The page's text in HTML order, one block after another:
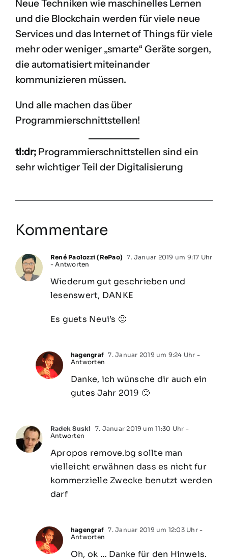
Neue Techniken wie maschinelles Lernen
und die Blockchain werden für viele neue
Services und das Internet of Things für viele
mehr oder weniger „smarte“ Geräte sorgen,
die automatisiert miteinander
kommunizieren müssen.
Und alle machen das über
Programmierschnittstellen!
tl:dr; Programmierschnittstellen sind ein
sehr wichtiger Teil der Digitalisierung
Kommentare
René Paolozzi (RePao) 7. Januar 2019 um 9:17 Uhr
- Antworten
Wiederum gut geschrieben und
lesenswert, DANKE
Es guets Neui’s 🙂
hagengraf 7. Januar 2019 um 9:24 Uhr -
Antworten
Danke, ich wünsche dir auch ein
gutes Jahr 2019 🙂
Radek Suski 7. Januar 2019 um 11:30 Uhr -
Antworten
Apropos remove.bg sollte man
vielleicht erwähnen dass es nicht fur
kommerzielle Zwecke benutzt werden
darf
hagengraf 7. Januar 2019 um 12:03 Uhr-
Antworten
Oh, ok … Danke für den Hinweis.